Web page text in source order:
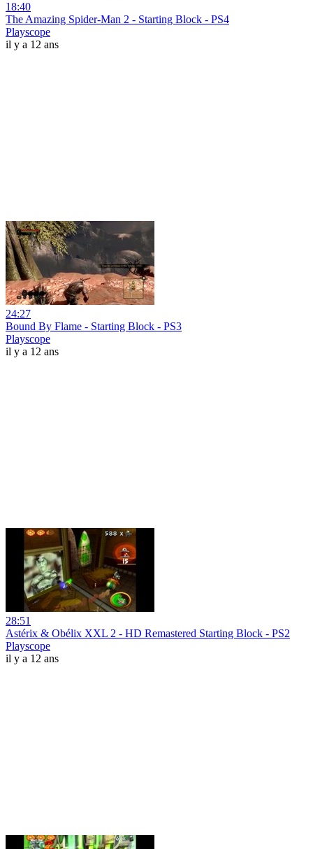
18:40
The Amazing Spider-Man 2 - Starting Block - PS4
Playscope
il y a 12 ans
24:27
Bound By Flame - Starting Block - PS3
Playscope
il y a 12 ans
28:51
Astérix & Obélix XXL 2 - HD Remastered Starting Block - PS2
Playscope
il y a 12 ans